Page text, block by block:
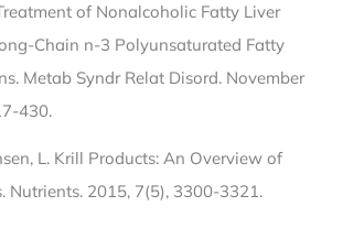
of Nonalcoholic Fatty Liver
Chain n-3 Polyunsaturated Fatty
Metab Syndr Relat Disord. November
430.
L. Krill Products: An Overview of
Nutrients. 2015, 7(5), 3300-3321.